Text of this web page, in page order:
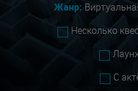
Жанр:
Несколько
С